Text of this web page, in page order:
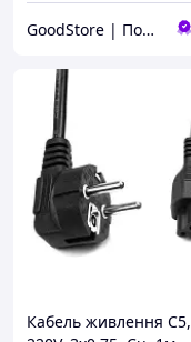
GoodStore | Подарунки, Товари для дому та работи
Кабель живлення C5,